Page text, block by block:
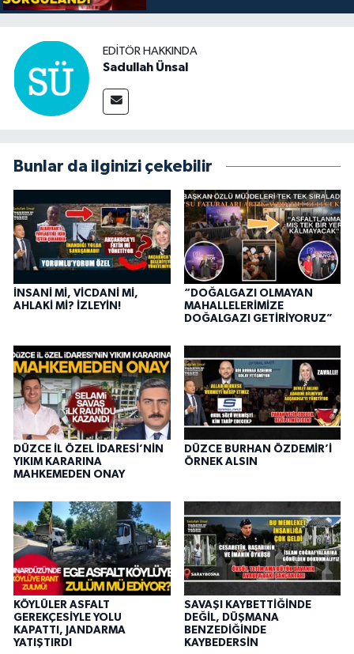
EDITÖR HAKKINDA
Sadullah Ünsal
Bunlar da ilginizi çekebilir
İNSANİ Mİ, VİCDANİ Mİ,
AHLAKİ Mİ? İZLEYİN!
“DOĞALGAZI OLMAYAN
MAHALLELERİMİZE
DOĞALGAZI GETİRİYORUZ”
DÜZCE İL ÖZEL İDARESİ’NİN
YIKIM KARARINA
MAHKEMEDEN ONAY
DÜZCE BURHAN ÖZDEMİR’İ
ÖRNEK ALSIN
KÖYLÜLER ASFALT
GEREKÇESİYLE YOLU
KAPATTI, JANDARMA
YATIŞTIRDI
SAVAŞI KAYBETTİĞİNDE
DEĞİL, DÜŞMANA
BENZEDİĞİNDE
KAYBEDERSİN